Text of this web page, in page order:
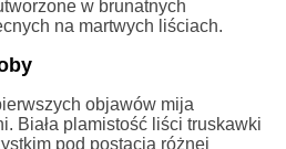
w brunatnych
na martwych liściach.
objawów mija
Biała plamistość liści truskawki
pod postacią różnej